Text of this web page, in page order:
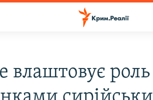
влаштовує роль